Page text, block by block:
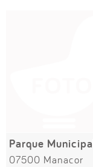
07500 Manacor